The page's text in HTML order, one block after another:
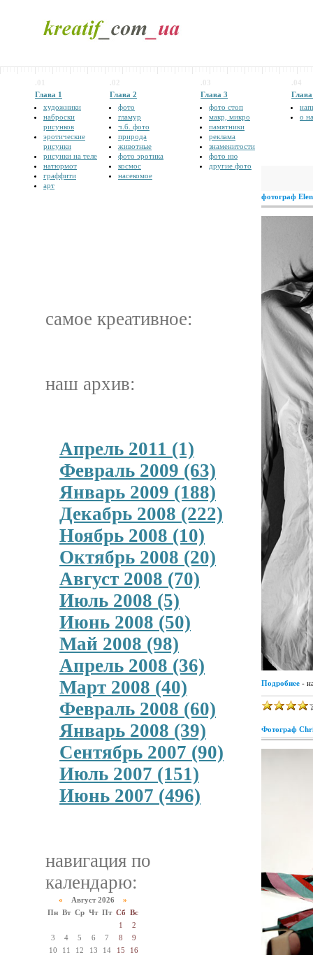
Глава 1
художники
наброски
рисунков
эротические
рисунки
рисунки на теле
натюрмот
граффити
арт
Глава 2
фото
гламур
ч.б. фото
природа
животные
фото эротика
космос
насекомое
Глава 3
фото стоп
макр, микро
памятники
реклама
знаменитости
фото ню
другие фото
о
самое креативное:
наш архив:
Апрель 2011 (1)
Февраль 2009 (63)
Январь 2009 (188)
Декабрь 2008 (222)
Ноябрь 2008 (10)
Октябрь 2008 (20)
Август 2008 (70)
Июль 2008 (5)
Июнь 2008 (50)
Май 2008 (98)
Апрель 2008 (36)
Март 2008 (40)
Февраль 2008 (60)
Январь 2008 (39)
Сентябрь 2007 (90)
Июль 2007 (151)
Июнь 2007 (496)
навигация по
календарю:
« Август 2026 »
Пн Вт Ср Чт Пт Сб Вс
1
2
3
4 5 6 7 8
9
10
11 12 13 14 15
16
фотограф
Подробнее -
Фотограф